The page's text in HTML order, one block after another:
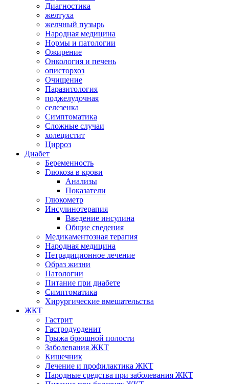
Диагностика
желтуха
желчный пузырь
Народная медицина
Нормы и патологии
Ожирение
Онкология и печень
описторхоз
Очищение
Паразитология
поджелудочная
селезенка
Симптоматика
Сложные случаи
холецистит
Цирроз
Диабет
Беременность
Глюкоза в крови
Анализы
Показатели
Глюкометр
Инсулинотерапия
Введение инсулина
Общие сведения
Медикаментозная терапия
Народная медицина
Нетрадиционное лечение
Образ жизни
Патологии
Питание при диабете
Симптоматика
Хирургические вмешательства
ЖКТ
Гастрит
Гастродуоденит
Грыжа брюшной полости
Заболевания ЖКТ
Кишечник
Лечение и профилактика ЖКТ
Народные средства при заболевания ЖКТ